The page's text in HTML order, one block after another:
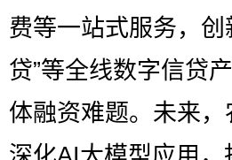
费等一站式服务，创
贷”等全线数字信贷
体融资难题。未来